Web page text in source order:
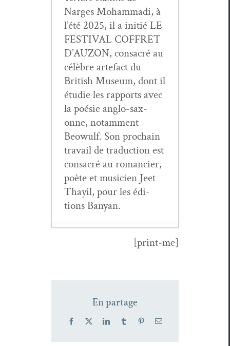
Narges Moham­ma­di, à
l’été 2025, il a ini­tié LE
FESTIVAL COFFRET
D’AUZON, con­sacré au
célèbre arte­fact du
British Muse­um, dont il
étudie les rap­ports avec
la poésie anglo-sax­
onne, notam­ment
Beowulf. Son prochain
tra­vail de tra­duc­tion est
con­sacré au romanci­er,
poète et musi­cien Jeet
Thay­il, pour les édi­
tions Banyan.
Over and Under­
rovi­aires
novem­
[print-me]
En partage
Facebook LinkedInTumblr PinterestEmail